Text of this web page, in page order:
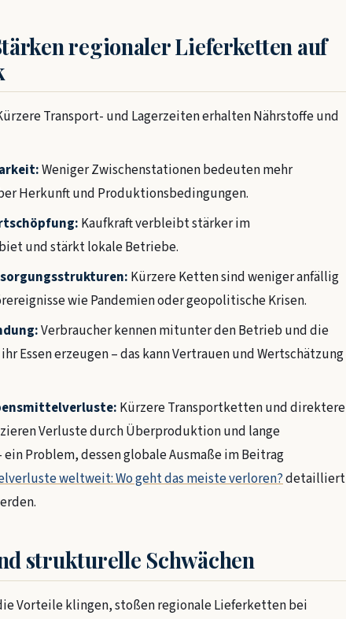
regionaler Lieferketten auf
Transport- und Lagerzeiten erhalten Nährstoffe und
Weniger Zwischenstationen bedeuten mehr
Herkunft und Produktionsbedingungen.
Kaufkraft verbleibt stärker im
und stärkt lokale Betriebe.
Kürzere Ketten sind weniger anfällig
wie Pandemien oder geopolitische Krisen.
Verbraucher kennen mitunter den Betrieb und die
Essen erzeugen – das kann Vertrauen und Wertschätzung
Kürzere Transportketten und direktere
Verluste durch Überproduktion und lange
ein Problem, dessen globale Ausmaße im Beitrag
weltweit: Wo geht das meiste verloren?detailliert
strukturelle Schwächen
Vorteile klingen, stoßen regionale Lieferketten bei